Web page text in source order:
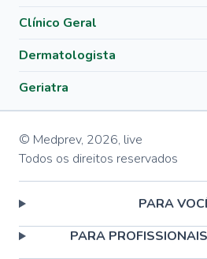
Clínico Geral
Dermatologista
Geriatra
© Medprev, 2026, live
Todos os direitos reservados
PARA
PARA